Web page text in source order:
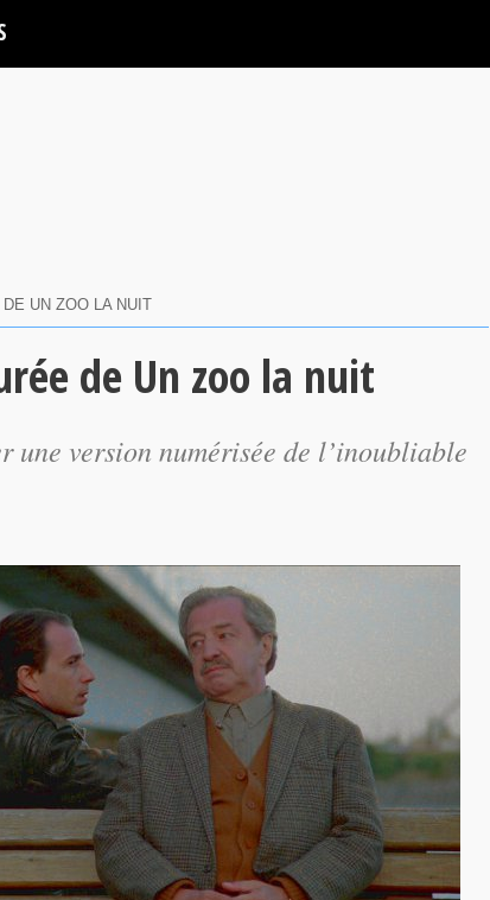
UN ZOO LA NUIT
de Un zoo la nuit
une version numérisée de l’inoubliable